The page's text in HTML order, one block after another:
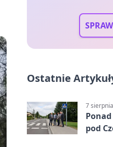
Ostatnie
7
pod